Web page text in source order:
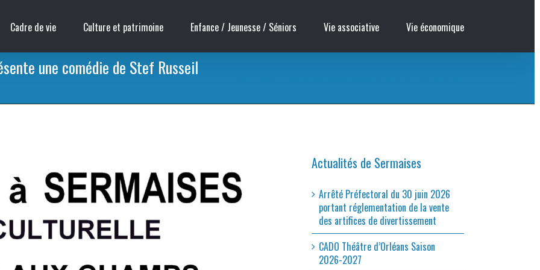
Cadre de vie Culture et patrimoine Enfance / Jeunesse / Séniors Vie associative Vie économique
une comédie de Stef Russeil
Actualités de Sermaises
Arrêté Préfectoral du 30 juin 2026
portant réglementation de la vente
des artifices de divertissement
CADO Théâtre d’Orléans Saison
2026-2027